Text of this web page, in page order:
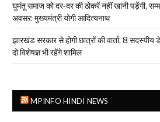
घुमंतू समाज को दर-दर की ठोकरें नहीं खानी पड़ेंगी,
अवसर: मुख्यमंत्री योगी आदित्यनाथ
झारखंड सरकार से होगी छात्रों की वार्ता, 8
दो विशेषज्ञ भी रहेंगे शामिल
MPINFO HINDI NEWS